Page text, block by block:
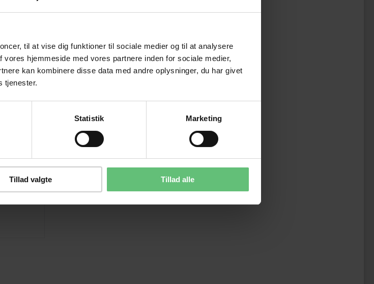
til at vise dig funktioner til sociale medier og til at analysere
hjemmeside med vores partnere inden for sociale medier,
kan kombinere disse data med andre oplysninger, du har givet
tjenester.
Statistik Marketing
Tillad valgte Tillad alle